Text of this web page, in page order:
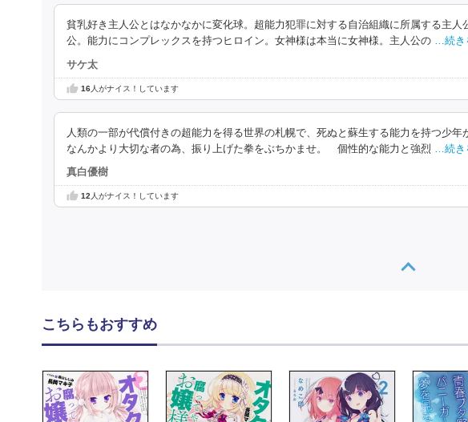
貧乳好き主人公とはなかなかに変化球。超能力犯罪に対する自治組織に所属する主
公。能力にコンプレックスを持つヒロイン。女神様は本当に女神様。主人公の …続き
サケ太
16人がナイス！しています
人類の一部が代償付きの超能力を得る世界の札幌で、死ぬと蘇生する能力を持つ
なんかより大切な者の為、振り上げた拳をぶちかませ。 個性的な能力と強烈 …続き
真白優樹
12人がナイス！しています
こちらもおすすめ